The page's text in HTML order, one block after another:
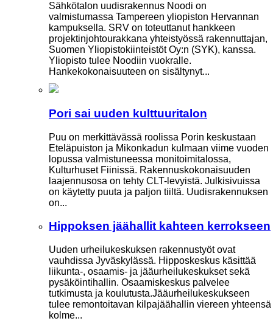
Sähkötalon uudisrakennus Noodi on
valmistumassa Tampereen yliopiston Hervannan
kampuksella. SRV on toteuttanut hankkeen
projektinjohtourakkana yhteistyössä rakennuttajan,
Suomen Yliopistokiinteistöt Oy:n (SYK), kanssa.
Yliopisto tulee Noodiin vuokralle.
Hankekokonaisuuteen on sisältynyt...
Pori sai uuden kulttuuritalon
Puu on merkittävässä roolissa Porin keskustaan
Eteläpuiston ja Mikonkadun kulmaan viime vuoden
lopussa valmistuneessa moni­toimitalossa,
Kulturhuset Fiinissä. Rakennuskokonaisuuden
laajennusosa on tehty CLT-levyistä. Julkisivuissa
on käytetty puuta ja paljon tiiltä. Uudisrakennuksen
on...
Hippoksen jäähallit kahteen kerrokseen
Uuden urheilukeskuksen rakennustyöt ovat
vauhdissa Jyväskylässä. Hipposkeskus käsittää
liikunta-, osaamis- ja jääurheilukeskukset sekä
pysäköintihallin. Osaamiskeskus palvelee
tutkimusta ja koulutusta.Jääurheilukeskukseen
tulee remontoitavan kilpajäähallin viereen yhteensä
kolme...